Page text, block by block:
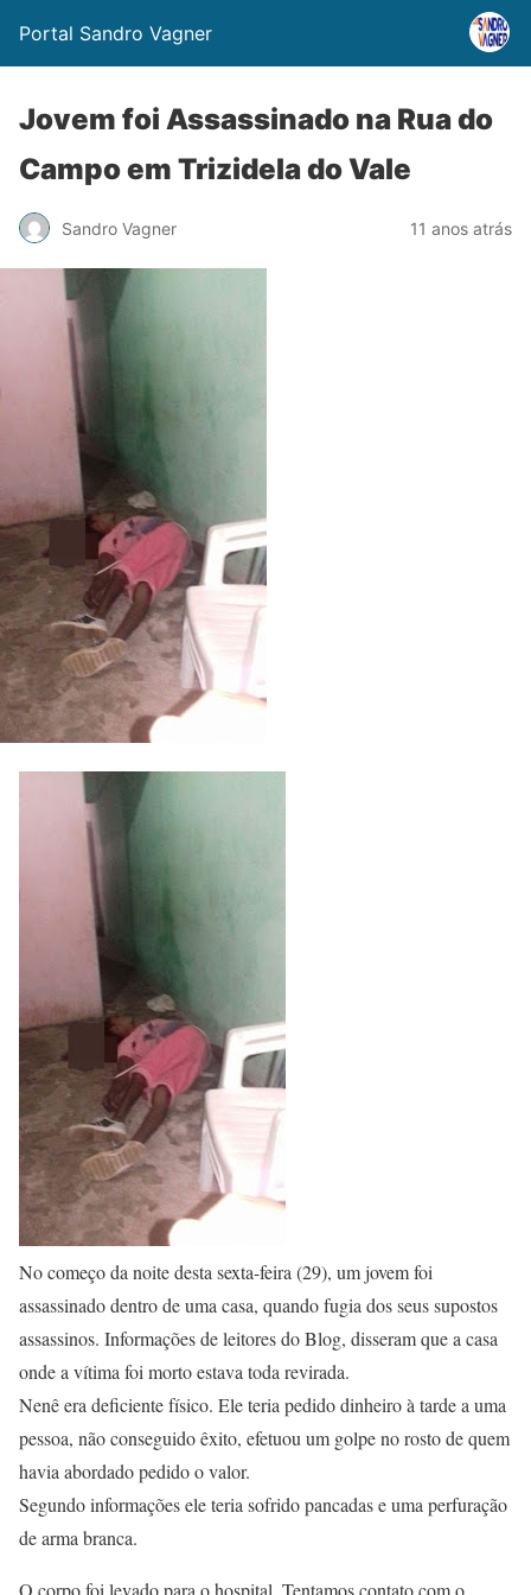
Portal Sandro Vagner
Jovem foi Assassinado na Rua do
Campo em Trizidela do Vale
Sandro Vagner 11 anos atrás
No começo da noite desta sexta-feira (29), um jovem foi
assassinado dentro de uma casa, quando fugia dos seus supostos
assassinos. Informações de leitores do Blog, disseram que a casa
onde a vítima foi morto estava toda revirada.
Nenê era deficiente físico. Ele teria pedido dinheiro à tarde a uma
pessoa, não conseguido êxito, efetuou um golpe no rosto de quem
havia abordado pedido o valor.
Segundo informações ele teria sofrido pancadas e uma perfuração
de arma branca.
O corpo foi levado para o hospital. Tentamos contato com o